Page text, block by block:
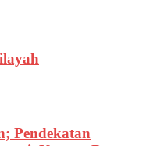
Pendekatan